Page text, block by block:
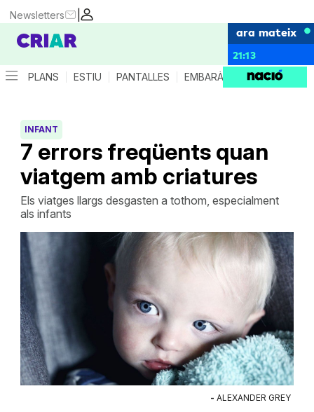
|
Newsletters
ara mateix
21:13
PLANS ESTIU PANTALLES EMBARÀS CRIANÇA
7 errors freqüents quan
viatgem amb criatures
INFANT
Els viatges llargs desgasten a tothom, especialment
als infants
- ALEXANDER GREY